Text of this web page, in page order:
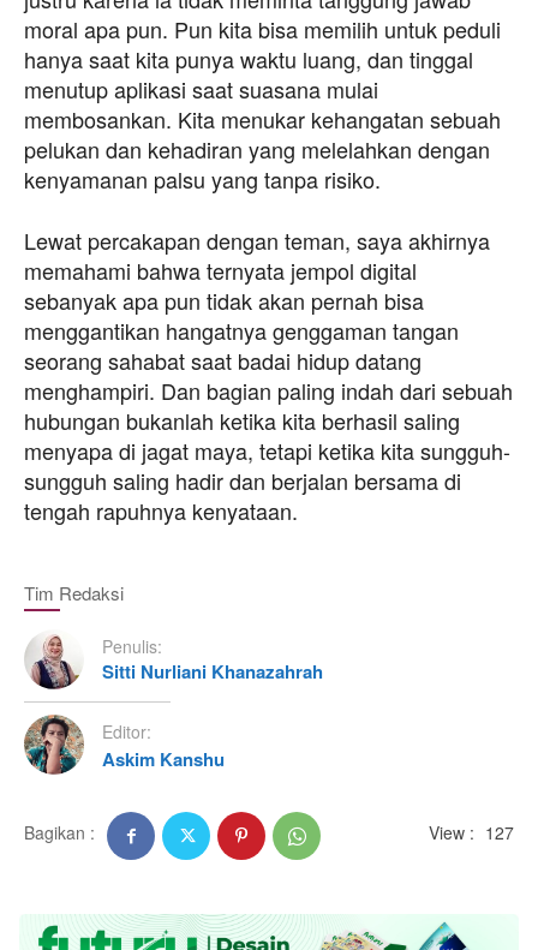
moral apa pun. Pun kita bisa memilih untuk peduli
hanya saat kita punya waktu luang, dan tinggal
menutup aplikasi saat suasana mulai
membosankan. Kita menukar kehangatan sebuah
pelukan dan kehadiran yang melelahkan dengan
kenyamanan palsu yang tanpa risiko.
Lewat percakapan dengan teman, saya akhirnya
memahami bahwa ternyata jempol digital
sebanyak apa pun tidak akan pernah bisa
menggantikan hangatnya genggaman tangan
seorang sahabat saat badai hidup datang
menghampiri. Dan bagian paling indah dari sebuah
hubungan bukanlah ketika kita berhasil saling
menyapa di jagat maya, tetapi ketika kita sungguh-
sungguh saling hadir dan berjalan bersama di
tengah rapuhnya kenyataan.
Tim Redaksi
Penulis:
Sitti Nurliani Khanazahrah
Editor:
Askim Kanshu
Bagikan : View : 127